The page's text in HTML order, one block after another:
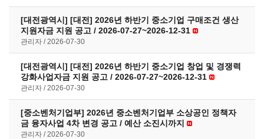
[대전광역시] [대전] 2026년 하반기 중소기업 구매조건 생산
지원자금 지원 공고 / 2026-07-27~2026-12-31
관리자 2026-07-30
[대전광역시] [대전] 2026년 하반기 중소기업 창업 및 경쟁력
강화사업자금 지원 공고 / 2026-07-27~2026-12-31
관리자 2026-07-30
[중소벤처기업부] 2026년 중소벤처기업부 소상공인 정책자
금 융자사업 4차 변경 공고 / 예산 소진시까지
관리자 2026-07-30